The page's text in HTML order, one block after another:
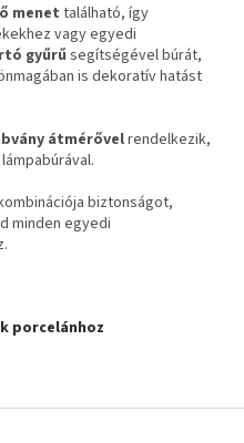
menet található, így
vagy egyedi
gyűrű segítségével búrát,
is dekoratív hatást
átmérővelrendelkezik,
biztonságot,
minden egyedi
porcelánhoz